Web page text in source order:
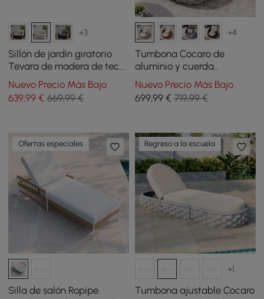
+3
Sillón de jardín giratorio
Tevara de madera de teca
y aluminio con cojín -
arena
Nuevo Precio Más Bajo
639,99 € 669,99 €
+4
Tumbona Cocaro de
aluminio y cuerda
trenzada para exteriores
en gris y blanco
Nuevo Precio Más Bajo
699,99€ 719,99 €
Ofertas especiales
Silla de salón Ropipe
Regreso a la escuela
+1
Tumbona ajustable Cocaro